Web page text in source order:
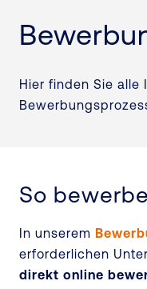
Hier finden Sie alle
So
In unserem
erforderlichen
direkt online